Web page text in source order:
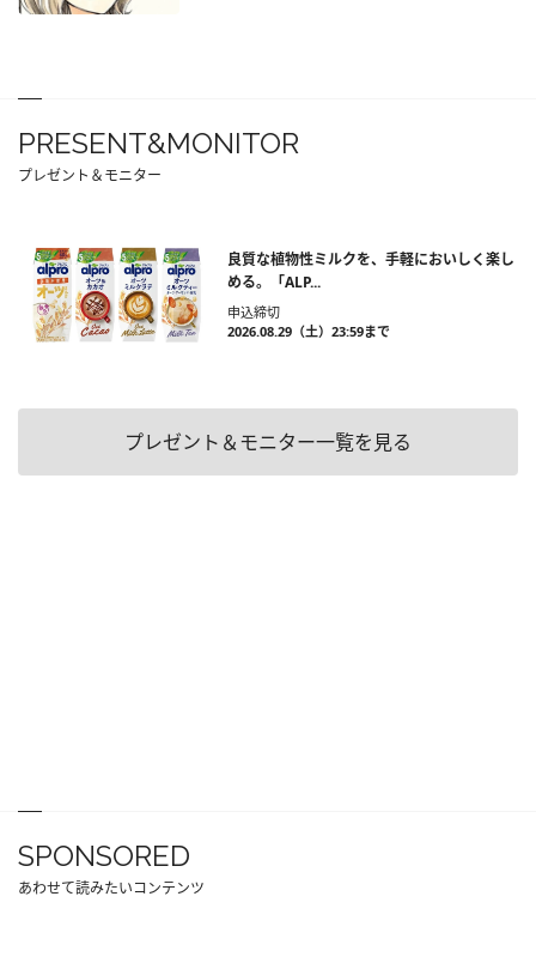
PRESENT&MONITOR
プレゼント＆モニター
良質な植物性ミルクを、手軽においしく楽し
める。「ALP...
申込締切
2026.08.29（土）23:59まで
プレゼント＆モニター一覧を見る
SPONSORED
あわせて読みたいコンテンツ